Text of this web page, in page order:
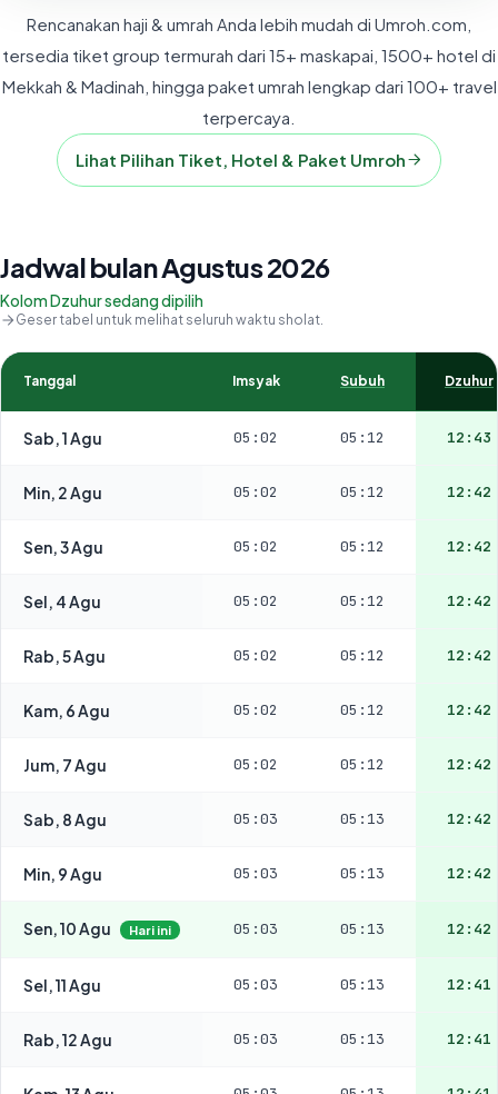
Rencanakan haji & umrah Anda lebih mudah di Umroh.com,
tersedia tiket group termurah dari 15+ maskapai, 1500+ hotel di
Mekkah & Madinah, hingga paket umrah lengkap dari 100+ travel
terpercaya.
Lihat Pilihan Tiket, Hotel & Paket Umroh
Jadwal bulan Agustus 2026
Kolom Dzuhur sedang dipilih
Geser tabel untuk melihat seluruh waktu sholat.
Tanggal Imsyak Subuh Dzuhur
Sab, 1 Agu 05:02 05:12 12:43
Min, 2 Agu 05:02 05:12 12:42
Sen, 3 Agu 05:02 05:12 12:42
Sel, 4 Agu 05:02 05:12 12:42
Rab, 5 Agu 05:02 05:12 12:42
Kam, 6 Agu 05:02 05:12 12:42
Jum, 7 Agu 05:02 05:12 12:42
Sab, 8 Agu 05:03 05:13 12:42
Min, 9 Agu 05:03 05:13 12:42
Sen, 10 Agu Hari ini 05:03 05:13 12:42
Sel, 11 Agu 05:03 05:13 12:41
Rab, 12 Agu 05:03 05:13 12:41